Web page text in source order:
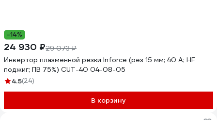
-14%
24 930 ₽29 073 ₽
Инвертор плазменной резки Inforce (рез 15 мм; 40 А; HF
поджиг; ПВ 75%) CUT-40 04-08-05
4.5(24)
В корзину